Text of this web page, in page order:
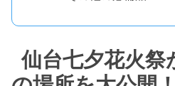
仙台七夕花火祭